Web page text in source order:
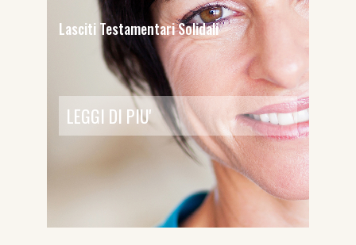
Lasciti Testamentari Solidali
LEGGI DI PIU'